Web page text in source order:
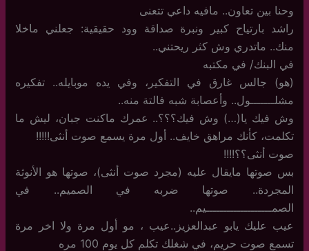
وحنا بين تعاون.. مافيه داعي تتعنى
راشد بارتياح كبير ونبرة صداقة وود حقيقية: جعلني ماخلا
منك.. ماتدري وش كثر ريحتني..
في البنك/ في مكتبه
(هو) جالس غارق في التفكير، وفي يده موبايله.. تفكيره
مشلـــــــول.. وأعصابة شبه فالتة منه..
وش فيك يا(…) وش فيك؟؟؟.. عمرك ماكنت جبان، ليش ما
تكلمت، كأنك مراهق خايف.. أول مرة يسمع صوت أنثى!!!!!
صوت أنثى؟؟!!!!
بس صوتها مايقال عليه (مجرد صوت أنثى)، صوتها هو الأنوثة
المجردة.. صوتها ضربه في الصميم.. في
الصمـــــــــــــــــــيم..
عيب عليك يابو عبدالعزيز..عيب ، مو أول مرة ولا اخر مرة
تسمع صوت حريم، في شغلك تكلم كل يوم 100 مره